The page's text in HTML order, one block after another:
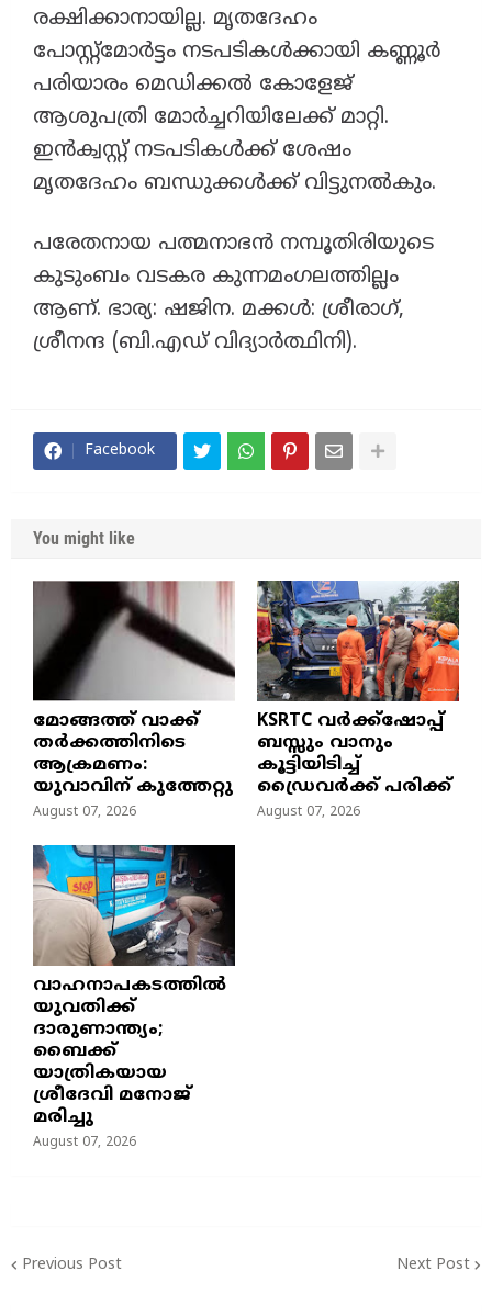
രക്ഷിക്കാനായില്ല. മൃതദേഹം
പോസ്റ്റ്‌മോർട്ടം നടപടികൾക്കായി കണ്ണൂർ
പരിയാരം മെഡിക്കൽ കോളേജ്
ആശുപത്രി മോർച്ചറിയിലേക്ക് മാറ്റി.
ഇൻക്വസ്റ്റ് നടപടികൾക്ക് ശേഷം
മൃതദേഹം ബന്ധുക്കൾക്ക് വിട്ടുനൽകും.
​പരേതനായ പത്മനാഭൻ നമ്പൂതിരിയുടെ
കുടുംബം വടകര കുന്നമംഗലത്തില്ലം
ആണ്. ഭാര്യ: ഷജിന. മക്കൾ: ശ്രീരാഗ്,
ശ്രീനന്ദ (ബി.എഡ് വിദ്യാർത്ഥിനി).
Facebook
You might like
മോങ്ങത്ത് വാക്ക്
തർക്കത്തിനിടെ
ആക്രമണം:
യുവാവിന് കുത്തേറ്റു
August 07, 2026
KSRTC വർക്ക്ഷോപ്പ്
ബസ്സും വാനും
കൂട്ടിയിടിച്ച്
ഡ്രൈവർക്ക് പരിക്ക്
August 07, 2026
വാഹനാപകടത്തിൽ
യുവതിക്ക്
ദാരുണാന്ത്യം;
ബൈക്ക്
യാത്രികയായ
ശ്രീദേവി മനോജ്
മരിച്ചു
August 07, 2026
Previous Post Next Post